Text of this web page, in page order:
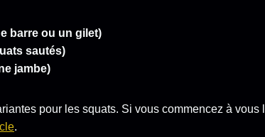
barre ou un gilet)
sautés)
jambe)
pour les squats. Si vous commencez à vous
.